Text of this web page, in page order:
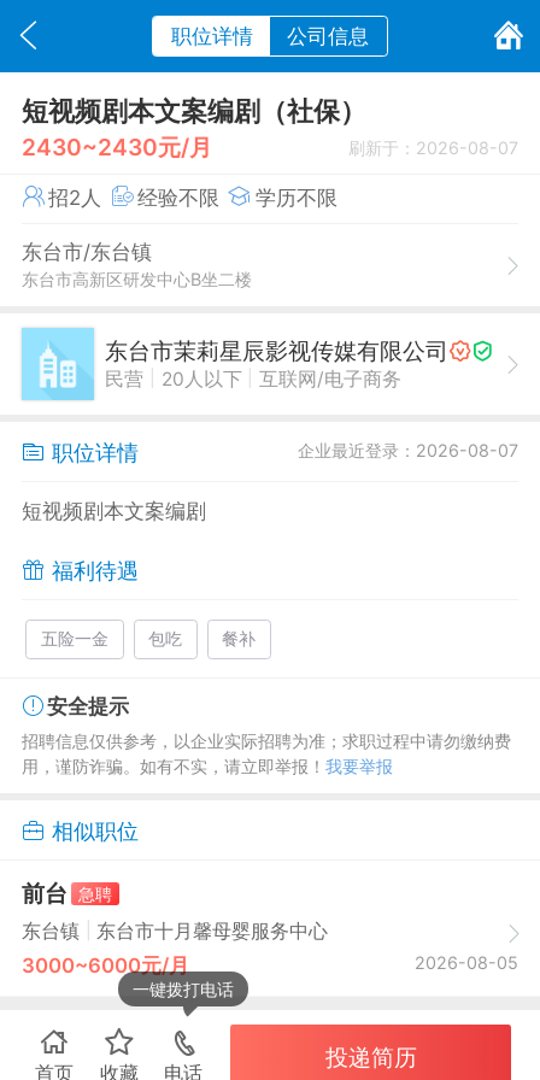
职位详情 公司信息
短视频剧本文案编剧（社保）
2430~2430元/月 刷新于：2026-08-07
招2人 经验不限 学历不限
东台市/东台镇
东台市高新区研发中心B坐二楼
东台市茉莉星辰影视传媒有限公司
民营 20人以下 互联网/电子商务
职位详情 企业最近登录：2026-08-07
短视频剧本文案编剧
福利待遇
五险一金 包吃 餐补
安全提示
招聘信息仅供参考，以企业实际招聘为准；求职过程中请勿缴纳费
用，谨防诈骗。如有不实，请立即举报！ 我要举报
相似职位
前台 急聘
东台镇
东台市十月馨母婴服务中心
3000~6000元/月 2026-08-05
首页 收藏 电话
一键拨打电话
投递简历